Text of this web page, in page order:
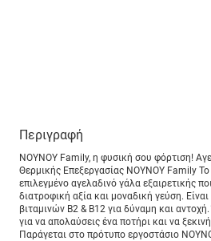
Περιγραφή
NOYNOY Family, η φυσική σου φόρτιση!
Θερμικής Επεξεργασίας ΝΟΥΝΟΥ Family
επιλεγμένο αγελαδινό γάλα εξαιρετικής
διατροφική αξία και μοναδική γεύση.
βιταμινών Β2 & Β12 για δύναμη και
για να απολαύσεις ένα ποτήρι και να
Παράγεται στο πρότυπο εργοστάσιο